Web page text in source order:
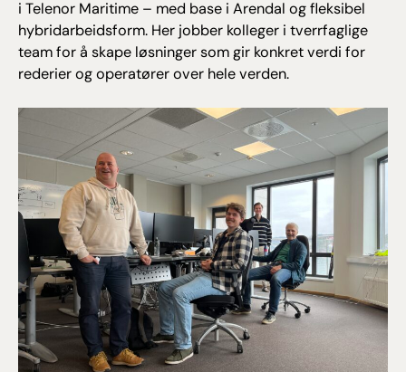
i Telenor Maritime – med base i Arendal og fleksibel
hybridarbeidsform. Her jobber kolleger i tverrfaglige
team for å skape løsninger som gir konkret verdi for
rederier og operatører over hele verden.